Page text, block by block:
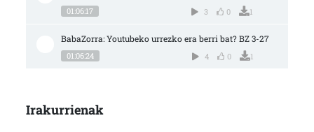
01:06:17 3 0 1
BabaZorra: Youtubeko urrezko era berri bat? BZ 3-27
01:06:24 4 0 1
Irakurrienak